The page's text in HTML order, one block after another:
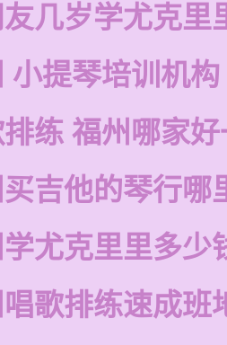
几岁学尤克里
小提琴培训机构
练 福州哪家
吉他的琴行哪
尤克里里多少
歌排练速成班